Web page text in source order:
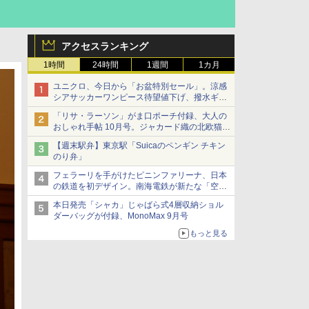
アクセスランキング
1時間 24時間 1週間 1カ月
ユニクロ、今日から「お盆特別セール」。涼感
シアサッカーワンピース待望値下げ、撥水ギア
ショーツは1990円に
「リサ・ラーソン」がま口ポーチ付録、大人の
おしゃれ手帖 10月号。ジャカード織の北欧猫デ
ザイン
【週末駅弁】東京駅「Suicaのペンギン チキン
のり弁」
フェラーリを手がけたピニンファリーナ、日本
の鉄道を初デザイン。南海電鉄が新たな「空港
特急」をなにわ筋線へ導入
本日発売「シャカ」じゃばら式4層収納ショル
ダーバッグが付録、MonoMax 9月号
もっと見る